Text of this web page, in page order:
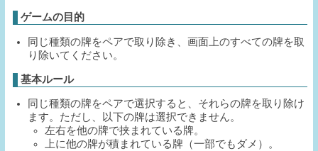
ゲームの目的
同じ種類の牌をペアで取り除き、画面上のすべての牌を取
り除いてください。
基本ルール
同じ種類の牌をペアで選択すると、それらの牌を取り除け
ます。ただし、以下の牌は選択できません。
左右を他の牌で挟まれている牌。
上に他の牌が積まれている牌（一部でもダメ）。